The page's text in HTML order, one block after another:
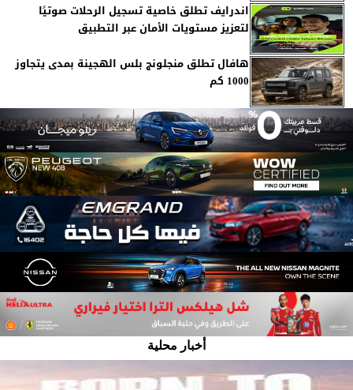
اندرايف تطلق خاصية تسجيل الرحلات صوتيًا
لتعزيز مستويات الأمان عبر التطبيق
هافال تطلق منجلونج بلس الهجينة بمدى يتجاوز
1000 كم
أخبار محلية